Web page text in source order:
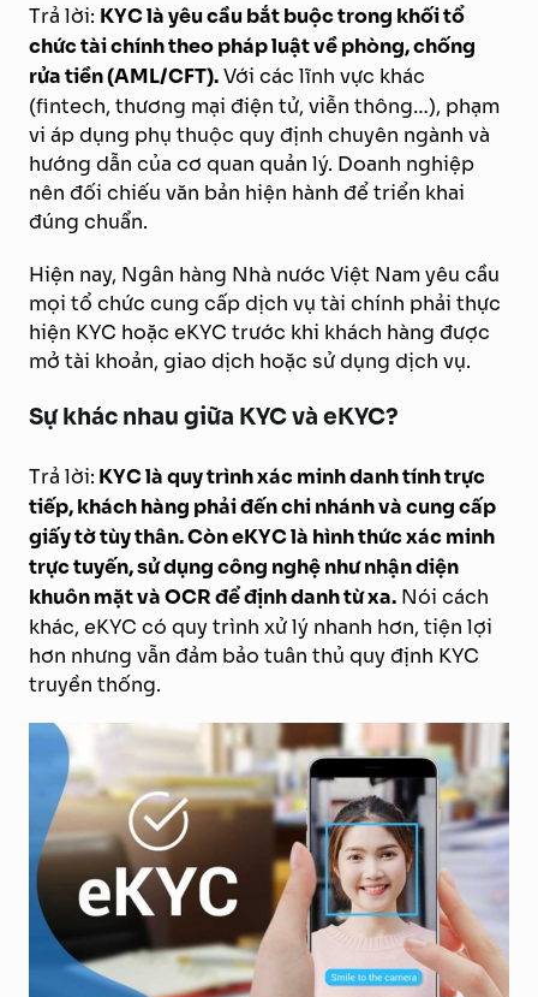
Trả lời: KYC là yêu cầu bắt buộc trong khối tổ
chức tài chính theo pháp luật về phòng, chống
rửa tiền (AML/CFT).Với các lĩnh vực khác
(fintech, thương mại điện tử, viễn thông…), phạm
vi áp dụng phụ thuộc quy định chuyên ngành và
hướng dẫn của cơ quan quản lý. Doanh nghiệp
nên đối chiếu văn bản hiện hành để triển khai
đúng chuẩn.
Hiện nay, Ngân hàng Nhà nước Việt Nam yêu cầu
mọi tổ chức cung cấp dịch vụ tài chính phải thực
hiện KYC hoặc eKYC trước khi khách hàng được
mở tài khoản, giao dịch hoặc sử dụng dịch vụ.
Sự khác nhau giữa KYC và eKYC?
Trả lời: KYC là quy trình xác minh danh tính trực
tiếp, khách hàng phải đến chi nhánh và cung cấp
giấy tờ tùy thân. Còn eKYC là hình thức xác minh
trực tuyến, sử dụng công nghệ như nhận diện
khuôn mặt và OCR để định danh từ xa. Nói cách
khác, eKYC có quy trình xử lý nhanh hơn, tiện lợi
hơn nhưng vẫn đảm bảo tuân thủ quy định KYC
truyền thống.